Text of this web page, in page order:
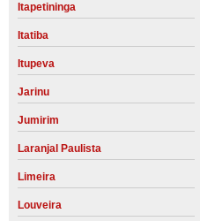
Itapetininga
Itatiba
Itupeva
Jarinu
Jumirim
Laranjal Paulista
Limeira
Louveira